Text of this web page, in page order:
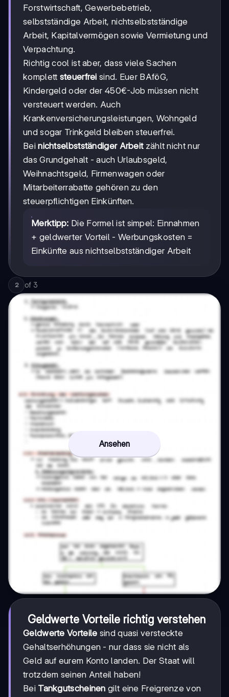
Forstwirtschaft, Gewerbebetrieb,
selbstständige Arbeit, nichtselbstständige
Arbeit, Kapitalvermögen sowie Vermietung und
Verpachtung.
Richtig cool ist aber, dass viele Sachen
komplett steuerfrei sind. Euer BAföG,
Kindergeld oder der 450€-Job müssen nicht
versteuert werden. Auch
Krankenversicherungsleistungen, Wohngeld
und sogar Trinkgeld bleiben steuerfrei.
Beinichtselbstständiger Arbeitzählt nicht nur
das Grundgehalt - auch Urlaubsgeld,
Weihnachtsgeld, Firmenwagen oder
Mitarbeiterrabatte gehören zu den
steuerpflichtigen Einkünften.
Merktipp: Die Formel ist simpel: Einnahmen
+ geldwerter Vorteil - Werbungskosten =
Einkünfte aus nichtselbstständiger Arbeit
2 of 3
Ansehen
Geldwerte Vorteile richtig verstehen
Geldwerte Vorteile sind quasi versteckte
Gehaltserhöhungen - nur dass sie nicht als
Geld auf eurem Konto landen. Der Staat will
trotzdem seinen Anteil haben!
Bei Tankgutscheinen gilt eine Freigrenze von